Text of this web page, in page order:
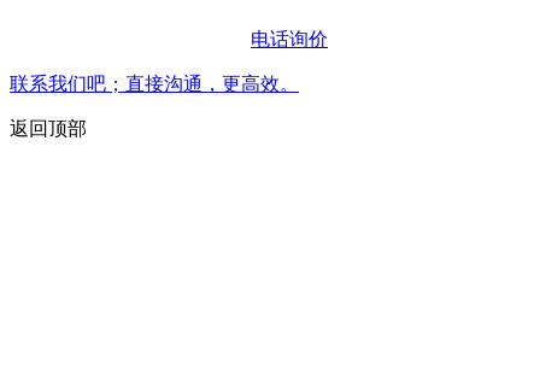
电话询价
联系我们吧；直接沟通，更高效。
返回顶部